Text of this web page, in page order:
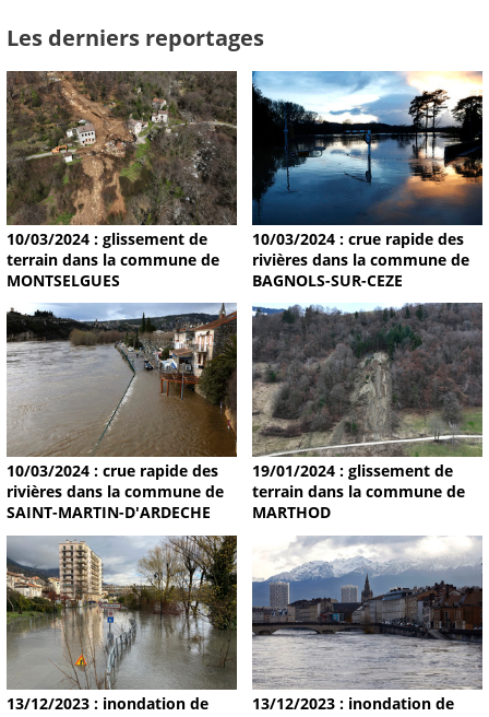
Les derniers reportages
10/03/2024 : glissement de
terrain dans la commune de
MONTSELGUES
10/03/2024 : crue rapide des
rivières dans la commune de
BAGNOLS-SUR-CEZE
10/03/2024 : crue rapide des
rivières dans la commune de
SAINT-MARTIN-D'ARDECHE
19/01/2024 : glissement de
terrain dans la commune de
MARTHOD
13/12/2023 : inondation de
13/12/2023 : inondation de